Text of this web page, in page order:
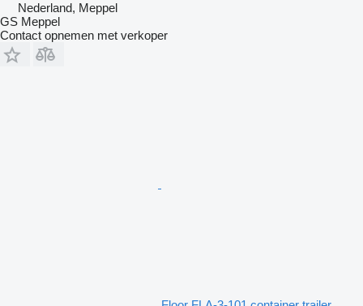
Nederland, Meppel
GS Meppel
Contact opnemen met verkoper